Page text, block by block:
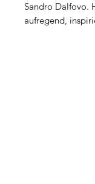
Sandro Dalfovo.
aufregend,